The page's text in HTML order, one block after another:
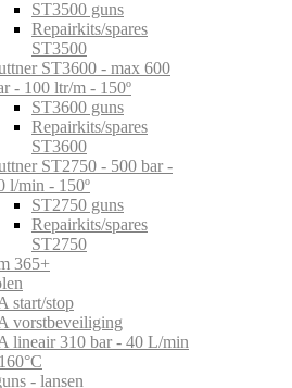
ST3500 guns
Repairkits/spares
ST3500
ST3600 - max 600
- 100 ltr/m - 150º
ST3600 guns
Repairkits/spares
ST3600
ST2750 - 500 bar -
l/min - 150º
ST2750 guns
Repairkits/spares
ST2750
365+
start/stop
vorstbeveiliging
lineair 310 bar - 40 L/min
- lansen